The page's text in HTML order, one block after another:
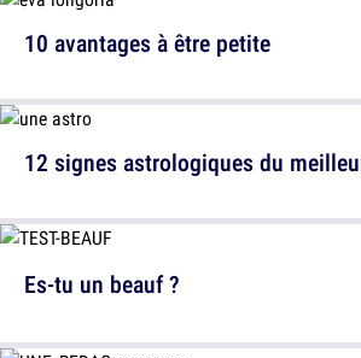
10 avantages à être petite
12 signes astrologiques du
Es-tu un beauf ?